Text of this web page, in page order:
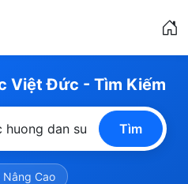
Việt Đức - Tìm Kiếm
Tìm
Lọc Nâng Cao